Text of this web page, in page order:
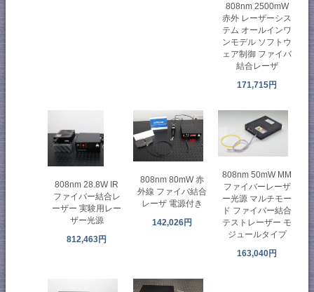
808nm 2500mW
赤外 レーザーシス
テム オールインワ
ンモデル ソフトウ
ェア制御 ファイバ
結合レーザ
171,715円
808nm 28.8W IR
ファイバー結合レ
ーザー 実験用レー
ザー光源
812,463円
808nm 80mW 赤
外線 ファイバ結合
レーザ 電源付き
142,026円
808nm 50mW MM
ファイバーレーザ
ー光源 マルチモー
ド ファイバー結合
テストレーザー モ
ジュールタイプ
163,040円